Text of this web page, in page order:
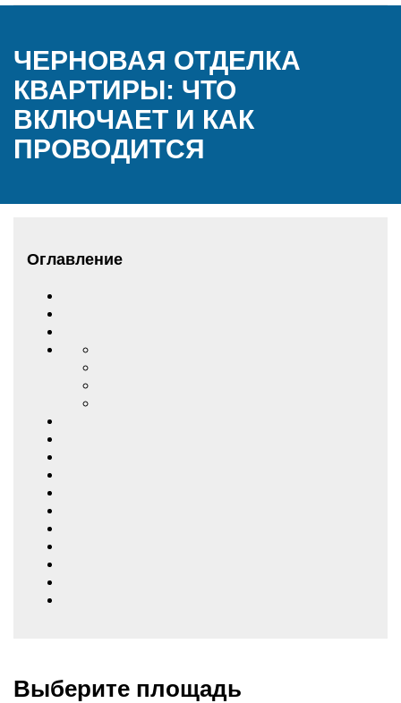
ЧЕРНОВАЯ ОТДЕЛКА
КВАРТИРЫ: ЧТО
ВКЛЮЧАЕТ И КАК
ПРОВОДИТСЯ
Оглавление
Выберите площадь